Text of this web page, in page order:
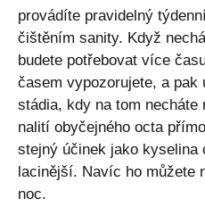
provádíte pravidelný
čištěním sanity. Když
budete potřebovat více
časem vypozorujete, a pak
stádia, kdy na tom necháte
nalití obyčejného octa
stejný účinek jako kyselina
lacinější. Navíc ho můžete
noc.